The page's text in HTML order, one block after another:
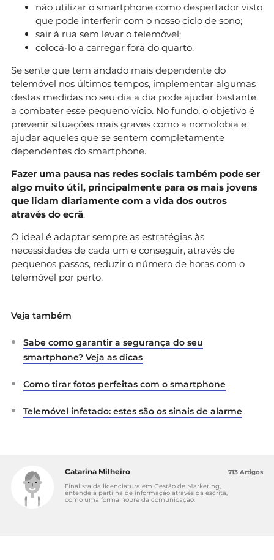
não utilizar o smartphone como despertador visto
que pode interferir com o nosso ciclo de sono;
sair à rua sem levar o telemóvel;
colocá-lo a carregar fora do quarto.
Se sente que tem andado mais dependente do
telemóvel nos últimos tempos, implementar algumas
destas medidas no seu dia a dia pode ajudar bastante
a combater esse pequeno vício. No fundo, o objetivo é
prevenir situações mais graves como a nomofobia e
ajudar aqueles que se sentem completamente
dependentes do smartphone.
Fazer uma pausa nas redes sociais também pode ser
algo muito útil, principalmente para os mais jovens
que lidam diariamente com a vida dos outros
através do ecrã.
O ideal é adaptar sempre as estratégias às
necessidades de cada um e conseguir, através de
pequenos passos, reduzir o número de horas com o
telemóvel por perto.
Veja também
Sabe como garantir a segurança do seu
smartphone? Veja as dicas
Como tirar fotos perfeitas com o smartphone
Telemóvel infetado: estes são os sinais de alarme
Catarina Milheiro
Finalista da licenciatura em Gestão de Marketing,
entende a partilha de informação através da escrita,
como uma forma nobre da comunicação.
713 Artigos